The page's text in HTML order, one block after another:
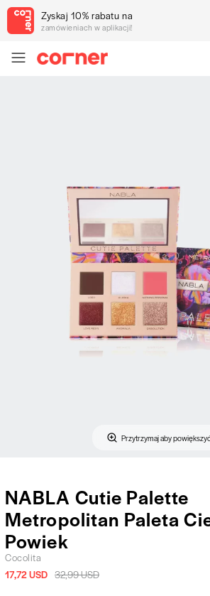
Zyskaj 10% rabatu na
zamówieniach w aplikacji!
Przytrzymaj aby
NABLA Cutie Palette
Metropolitan Paleta
Powiek
Cocolita
17,72 USD 32,99 USD